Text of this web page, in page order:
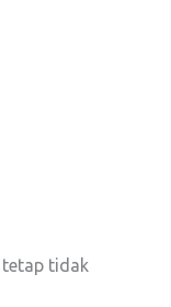
tetap tidak